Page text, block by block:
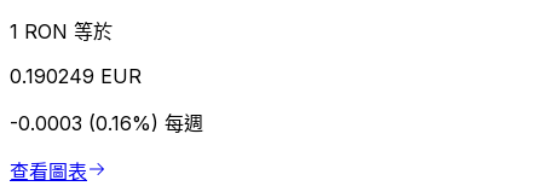
1 RON 等於
0.190249 EUR
-0.0003 (0.16%) 每週
查看圖表